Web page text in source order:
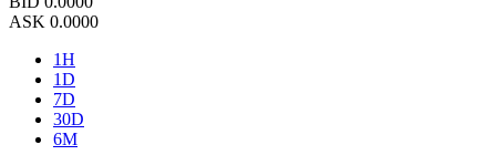
ASK 0.0000
1H
1D
7D
30D
6M